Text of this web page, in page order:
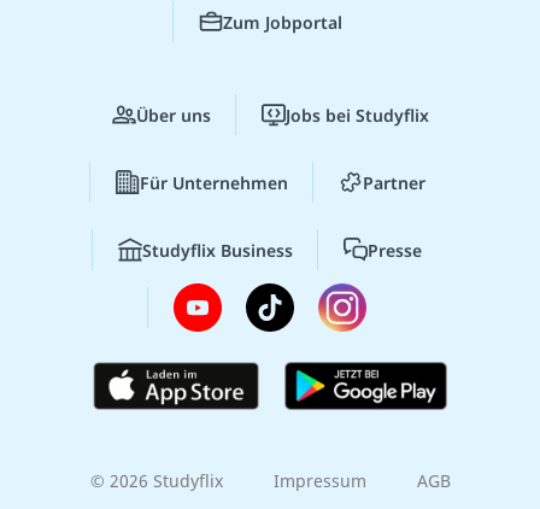
Zum Jobportal
Über uns Jobs bei Studyflix
Für Unternehmen Partner
Studyflix Business Presse
© 2026 Studyflix Impressum AGB